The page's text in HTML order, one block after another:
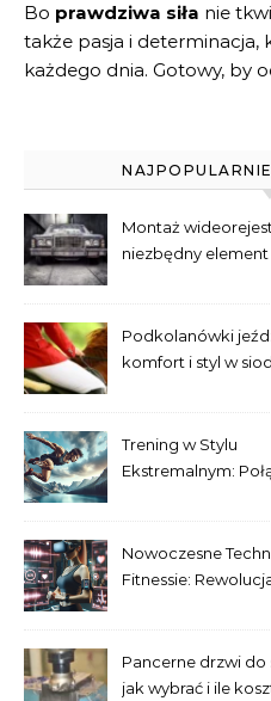
Bo prawdziwa siła nie
także pasja i determinacja,
każdego dnia. Gotowy, by
Montaż
niezbędny
Podkolanówki
komfort i styl w
Trening w Stylu
Ekstremalnym:
Nowoczesne
Fitnessie:
Pancerne drzwi do
jak wybrać i ile